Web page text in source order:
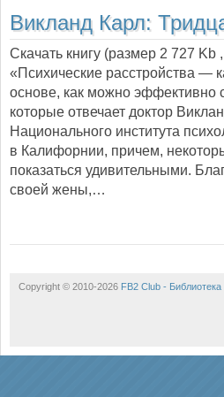
Викланд Карл:
Скачать книгу (размер 2 727 Kb
«Психические расстройства —
основе, как можно эффективно
которые отвечает доктор
Национального института
в Калифорнии, причем,
показаться удивительными.
своей жены,…
Copyright © 2010-2026 FB2 Club -